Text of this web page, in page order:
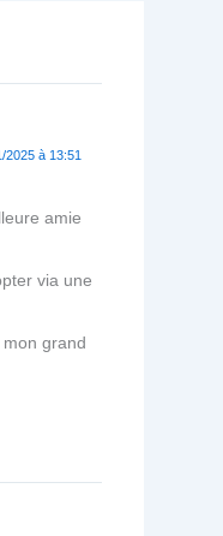
2025 à 13:51
amie
via une
mon grand